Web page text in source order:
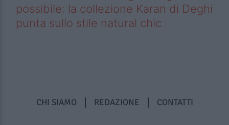
possibile: la collezione Karan di Deghi
punta sullo stile natural chic
CHI SIAMO REDAZIONE CONTATTI